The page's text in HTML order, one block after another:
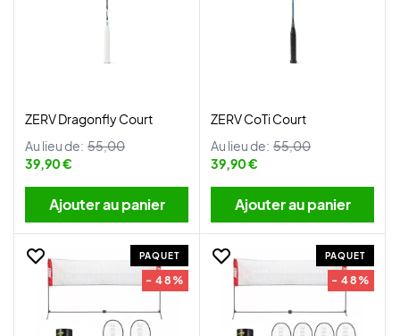
ZERV Dragonfly Court
Au lieu de: 55,00
39,90 €
Ajouter au panier
ZERV CoTi Court
Au lieu de: 55,00
39,90 €
Ajouter au panier
PAQUET
- 48%
PAQUET
- 48%